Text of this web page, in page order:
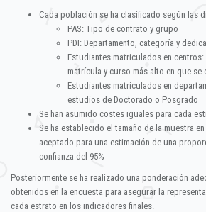
Cada población se ha clasificado según las
PAS: Tipo de contrato y grupo
PDI: Departamento, categoría y
Estudiantes matriculados en
matrícula y curso más alto en que se
Estudiantes matriculados en
estudios de Doctorado o Posgrado
Se han asumido costes iguales para cada
Se ha establecido el tamaño de la muestra
aceptado para una estimación de una
confianza del 95%
Posteriormente se ha realizado una ponderación
obtenidos en la encuesta para asegurar la
cada estrato en los indicadores finales.